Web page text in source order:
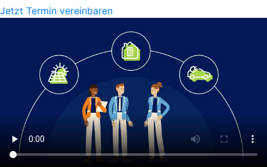
Jetzt Termin vereinbaren